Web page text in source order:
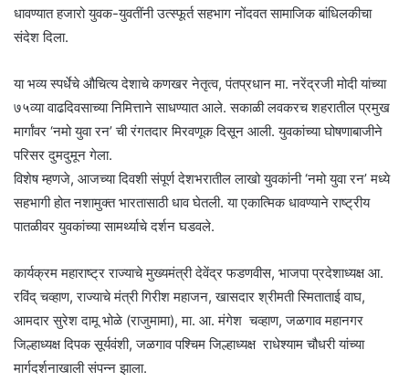
धावण्यात हजारो युवक-युवतींनी उत्स्फूर्त सहभाग नोंदवत सामाजिक बांधिलकीचा
संदेश दिला.
या भव्य स्पर्धेचे औचित्य देशाचे कणखर नेतृत्व, पंतप्रधान मा. नरेंद्रजी मोदी यांच्या
७५व्या वाढदिवसाच्या निमित्ताने साधण्यात आले. सकाळी लवकरच शहरातील प्रमुख
मार्गांवर ‘नमो युवा रन’ ची रंगतदार मिरवणूक दिसून आली. युवकांच्या घोषणाबाजीने
परिसर दुमदुमून गेला.
विशेष म्हणजे, आजच्या दिवशी संपूर्ण देशभरातील लाखो युवकांनी ‘नमो युवा रन’ मध्ये
सहभागी होत नशामुक्त भारतासाठी धाव घेतली. या एकात्मिक धावण्याने राष्ट्रीय
पातळीवर युवकांच्या सामर्थ्याचे दर्शन घडवले.
कार्यक्रम महाराष्ट्र राज्याचे मुख्यमंत्री देवेंद्र फडणवीस, भाजपा प्रदेशाध्यक्ष आ.
रविंद् चव्हाण, राज्याचे मंत्री गिरीश महाजन, खासदार श्रीमती स्मिताताई वाघ,
आमदार सुरेश दामू भोळे (राजुमामा), मा. आ. मंगेश चव्हाण, जळगाव महानगर
जिल्हाध्यक्ष दिपक सूर्यवंशी, जळगाव पश्चिम जिल्हाध्यक्ष राधेश्याम चौधरी यांच्या
मार्गदर्शनाखाली संपन्न झाला.